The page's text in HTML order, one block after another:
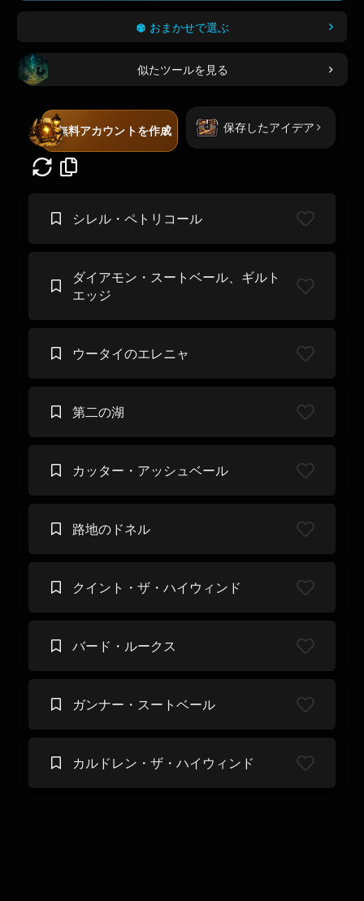
おまかせで選ぶ
似たツールを見る
無料アカウントを作成 保存したアイデア
シレル・ペトリコール
ダイアモン・スートベール、ギルト
エッジ
ウータイのエレニャ
第二の湖
カッター・アッシュベール
路地のドネル
クイント・ザ・ハイウィンド
バード・ルークス
ガンナー・スートベール
カルドレン・ザ・ハイウィンド